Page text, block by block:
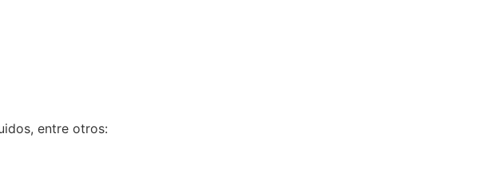
entre otros: